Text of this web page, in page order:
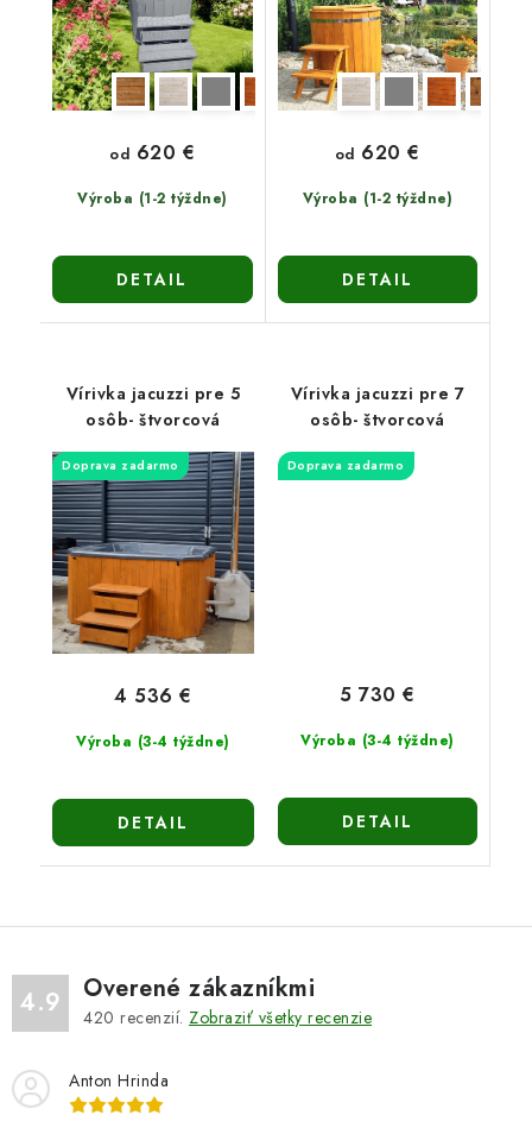
Výroba (1-2 týždne)
od 620 €
DETAIL
Výroba (1-2 týždne)
od 620 €
DETAIL
Vírivka jacuzzi pre 5
osôb- štvorcová
Doprava zadarmo
Výroba (3-4 týždne)
4 536 €
DETAIL
Vírivka jacuzzi pre 7
osôb- štvorcová
Doprava zadarmo
Výroba (3-4 týždne)
5 730 €
DETAIL
4.9 Overené zákazníkmi
420 recenzií. Zobraziť všetky recenzie
Anton Hrinda